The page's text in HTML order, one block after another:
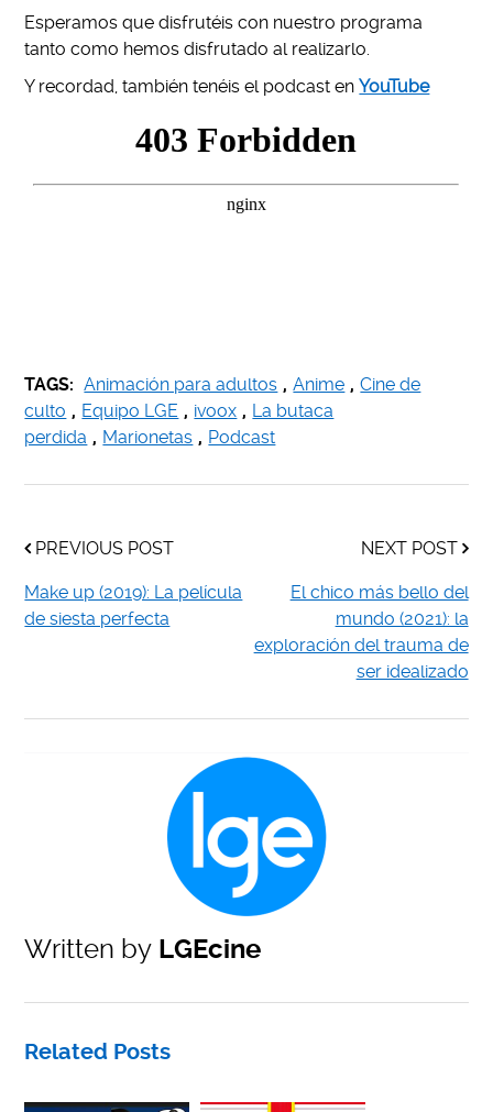
Esperamos que disfrutéis con nuestro programa
tanto como hemos disfrutado al realizarlo.
Y recordad, también tenéis el podcast en YouTube
TAGS: Animación para adultos , Anime , Cine de
culto , Equipo LGE , ivoox , La butaca
perdida , Marionetas , Podcast
PREVIOUS POST
Make up (2019): La película
de siesta perfecta
NEXT POST
El chico más bello del
mundo (2021): la
exploración del trauma de
ser idealizado
Written by LGEcine
Related Posts